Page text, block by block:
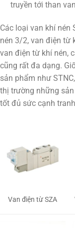
truyền tới than
Các loại van khí nén
nén 3/2, van điện từ
van điện từ khí nén,
cũng rất đa dạng.
sản phẩm như
thị trường những
tốt đủ sức cạnh
Van điện từ SZA